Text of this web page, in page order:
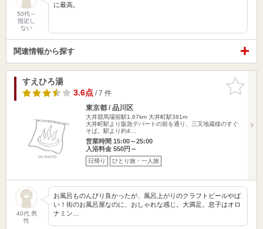
50代～
指定し
ない
に最高。
関連情報から探す
お気に入
りに追加
すえひろ湯
3.6点/ 7 件
東京都 / 品川区
大井競馬場前駅1.67km 大井町駅381m
大井町駅より阪急デパートの前を通り、三又地蔵様のすぐ
そば。駅より約4…
営業時間 15:00～25:00
入浴料金 550円～
日帰り ひとり旅・一人旅
40代 男
性
お風呂ものんびり良かったが、風呂上がりのクラフトビールやば
い！街のお風呂屋なのに、おしゃれな感じ。大満足。息子はオロ
ナミン…